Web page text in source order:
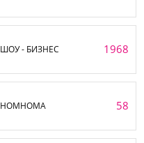
ШОУ - БИЗНЕС 1968
НОМНОМА 58